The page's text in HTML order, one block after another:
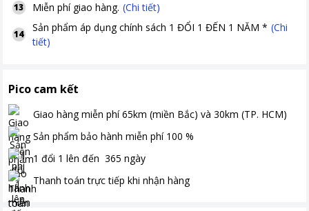
13 Miễn phí giao hàng. (Chi tiết)
14
Sản phẩm áp dụng chính sách 1 ĐỔI 1 ĐẾN 1 NĂM * (Chi
tiết)
Pico cam kết
Giao hàng miễn phí 65km (miền Bắc) và 30km (TP. HCM)
Sản phẩm bảo hành miễn phí 100 %
1 đổi 1 lên đến 365 ngày
Thanh toán trực tiếp khi nhận hàng